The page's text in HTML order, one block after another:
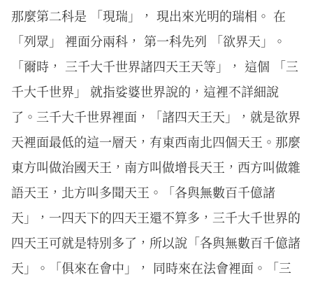
那麼第二科是 「現瑞」， 現出來光明的瑞相。 在
「列眾」 裡面分兩科， 第一科先列 「欲界天」。
「爾時， 三千大千世界諸四天王天等」， 這個 「三
千大千世界」 就指娑婆世界說的，這裡不詳細說
了。三千大千世界裡面，「諸四天王天」，就是欲界
天裡面最低的這一層天，有東西南北四個天王。那麼
東方叫做治國天王，南方叫做增長天王，西方叫做雜
語天王，北方叫多聞天王。「各與無數百千億諸
天」，一四天下的四天王還不算多，三千大千世界的
四天王可就是特別多了，所以說「各與無數百千億諸
天」。「俱來在會中」， 同時來在法會裡面。「三